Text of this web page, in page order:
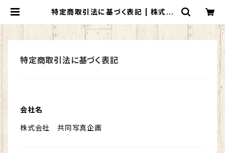
特定商取引法に基づく表記 | 株式会
特定商取引法に基づく表記
会社名
株式会社 共同写真企画